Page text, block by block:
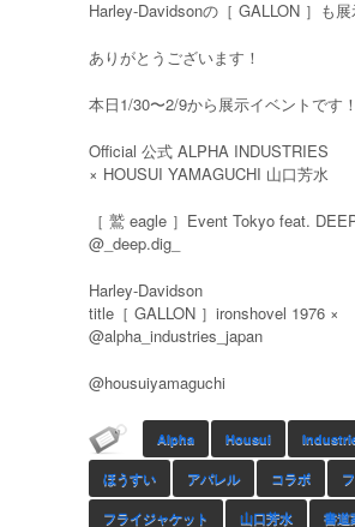
Harley-Davidsonの［ GALLON ］も展
ありがとうございます！
本日1/30〜2/9から展示イベントです！
Official 公式 ALPHA INDUSTRIES
× HOUSUI YAMAGUCHI 山口芳水
［ 鷲 eagle ］Event Tokyo feat.
@_deep.dig_
Harley-Davidson
title［ GALLON ］ironshovel 1976 ×
@alpha_industries_japan
@housuiyamaguchi
Alpha Housui
ほうすい アパレル コラボ
フライジャケット 山口芳水 書道